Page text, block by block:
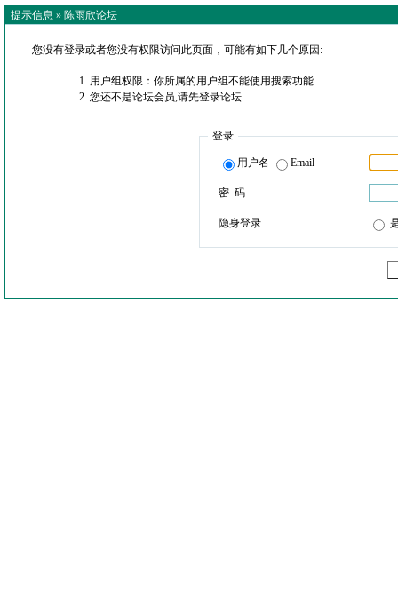
提示信息 » 陈雨欣论坛
您没有登录或者您没有权限访问此页面，可能有如下几个原因:
用户组权限：你所属的用户组不能使用搜索功能
您还不是论坛会员,请先登录论坛
登录
用户名 Email
密 码
隐身登录